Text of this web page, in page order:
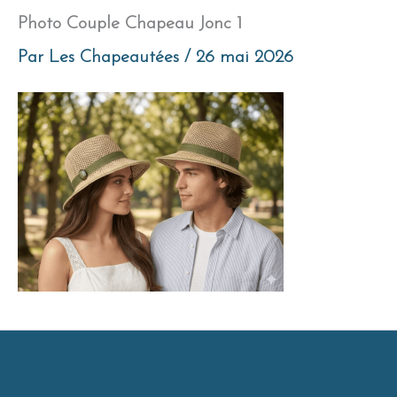
Photo Couple Chapeau Jonc 1
Par Les Chapeautées / 26 mai 2026